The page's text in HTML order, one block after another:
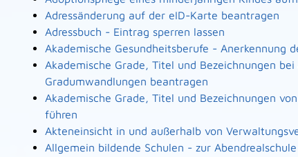
Adressänderung auf der eID-Karte beantragen
Adressbuch - Eintrag sperren lassen
Akademische Gesundheitsberufe - Anerkennung
Akademische Grade, Titel und Bezeichnungen
Gradumwandlungen beantragen
Akademische Grade, Titel und Bezeichnungen
führen
Akteneinsicht in und außerhalb von
Allgemein bildende Schulen - zur